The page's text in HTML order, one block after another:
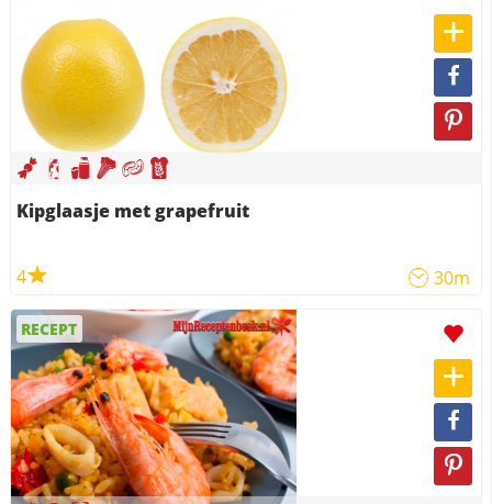
Kipglaasje met grapefruit
4 30m
RECEPT